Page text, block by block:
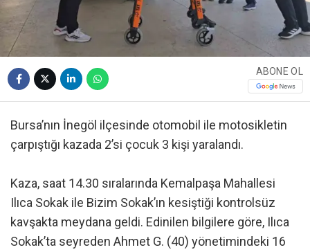
ABONE OL
Bursa’nın İnegöl ilçesinde otomobil ile motosikletin
çarpıştığı kazada 2’si çocuk 3 kişi yaralandı.
Kaza, saat 14.30 sıralarında Kemalpaşa Mahallesi
Ilıca Sokak ile Bizim Sokak’ın kesiştiği kontrolsüz
kavşakta meydana geldi. Edinilen bilgilere göre, Ilıca
Sokak’ta seyreden Ahmet G. (40) yönetimindeki 16